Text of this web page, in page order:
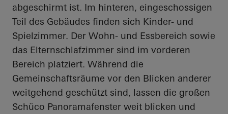
abgeschirmt ist. Im hinteren, eingeschossigen
Teil des Gebäudes finden sich Kinder- und
Spielzimmer. Der Wohn- und Essbereich sowie
das Elternschlafzimmer sind im vorderen
Bereich platziert. Während die
Gemeinschaftsräume vor den Blicken anderer
weitgehend geschützt sind, lassen die großen
Schüco Panoramafenster weit blicken und